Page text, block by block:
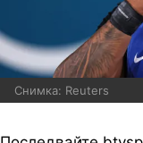
Снимка: Reuters